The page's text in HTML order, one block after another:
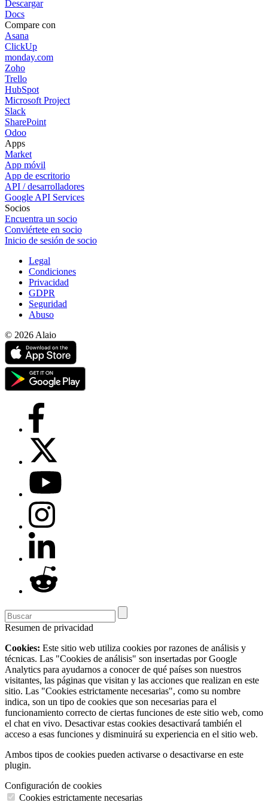
Descargar
Docs
Compare con
Asana
ClickUp
monday.com
Zoho
Trello
HubSpot
Microsoft Project
Slack
SharePoint
Odoo
Apps
Market
App móvil
App de escritorio
API / desarrolladores
Google API Services
Socios
Encuentra un socio
Conviértete en socio
Inicio de sesión de socio
Legal
Condiciones
Privacidad
GDPR
Seguridad
Abuso
© 2026 Alaio
Resumen de privacidad
Cookies: Este sitio web utiliza cookies por razones de análisis y
técnicas. Las "Cookies de análisis" son insertadas por Google
Analytics para ayudarnos a conocer de qué países son nuestros
visitantes, las páginas que visitan y las acciones que realizan en este
sitio. Las "Cookies estrictamente necesarias", como su nombre
indica, son un tipo de cookies que son necesarias para el
funcionamiento correcto de ciertas funciones de este sitio web, como
el chat en vivo. Desactivar estas cookies desactivará también el
acceso a esas funciones y disminuirá su experiencia en el sitio web.
Ambos tipos de cookies pueden activarse o desactivarse en este
plugin.
Configuración de cookies
Cookies estrictamente necesarias